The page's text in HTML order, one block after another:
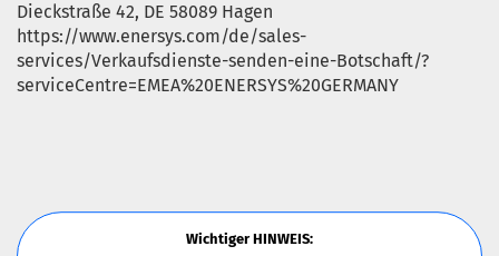
Dieckstraße 42, DE 58089 Hagen
https://www.enersys.com/de/sales-
services/Verkaufsdienste-senden-eine-Botschaft/?
serviceCentre=EMEA%20ENERSYS%20GERMANY
Wichtiger HINWEIS: